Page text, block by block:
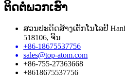
ຕິດ​ຕໍ່​ພວກ​ເຮົາ
ສວນປະດິດສ້າງເຕັກໂນໂລຢີ
518106, ຈີນ
+86-18675537756
sales@top-atom.com
+86-755-27363668
+8618675537756